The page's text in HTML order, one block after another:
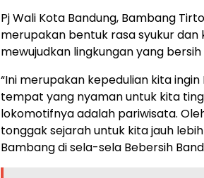
Pj Wali Kota Bandung, Bambang
merupakan bentuk rasa syukur dan
mewujudkan lingkungan yang
“Ini merupakan kepedulian kita
tempat yang nyaman untuk kita
lokomotifnya adalah pariwisata.
tonggak sejarah untuk kita jauh
Bambang di sela-sela Bebersih